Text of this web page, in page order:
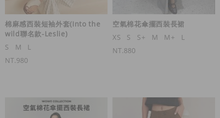
棉麻感西裝短袖外套(Into the
wild聯名款-Leslie)
S
M
L
NT.980
空氣棉花傘擺西裝長裙
XS
S S+ M M+
L
NT.880